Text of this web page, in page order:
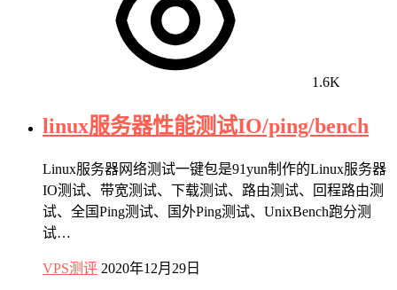
1.6K
linux服务器性能测试IO/ping/bench
Linux服务器网络测试一键包是91yun制作的Linux服务器
IO测试、带宽测试、下载测试、路由测试、回程路由测
试、全国Ping测试、国外Ping测试、UnixBench跑分测
试…
VPS测评 2020年12月29日